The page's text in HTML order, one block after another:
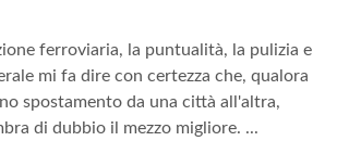
ferroviaria, la puntualità, la pulizia e
mi fa dire con certezza che, qualora
spostamento da una città all'altra,
di dubbio il mezzo migliore. ...